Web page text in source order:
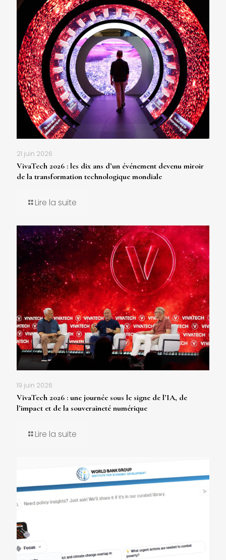
21 juin 2026
VivaTech 2026 : les dix ans d’un événement devenu miroir
de la transformation technologique mondiale
Lire la suite
19 juin 2026
VivaTech 2026 : une journée sous le signe de l’IA, de
l’impact et de la souveraineté numérique
Lire la suite